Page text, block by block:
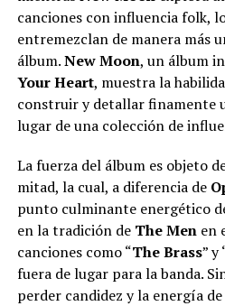
canciones con influencia folk,
entremezclan de manera más
álbum.New Moon, un álbum
Your Heart, muestra la
construir y detallar finamente
lugar de una colección de
La fuerza del álbum es objeto
mitad, la cual, a diferencia de
punto culminante energético
en la tradición deThe Menen
canciones como “The Brass” y
fuera de lugar para la banda.
perder candidez y la energía